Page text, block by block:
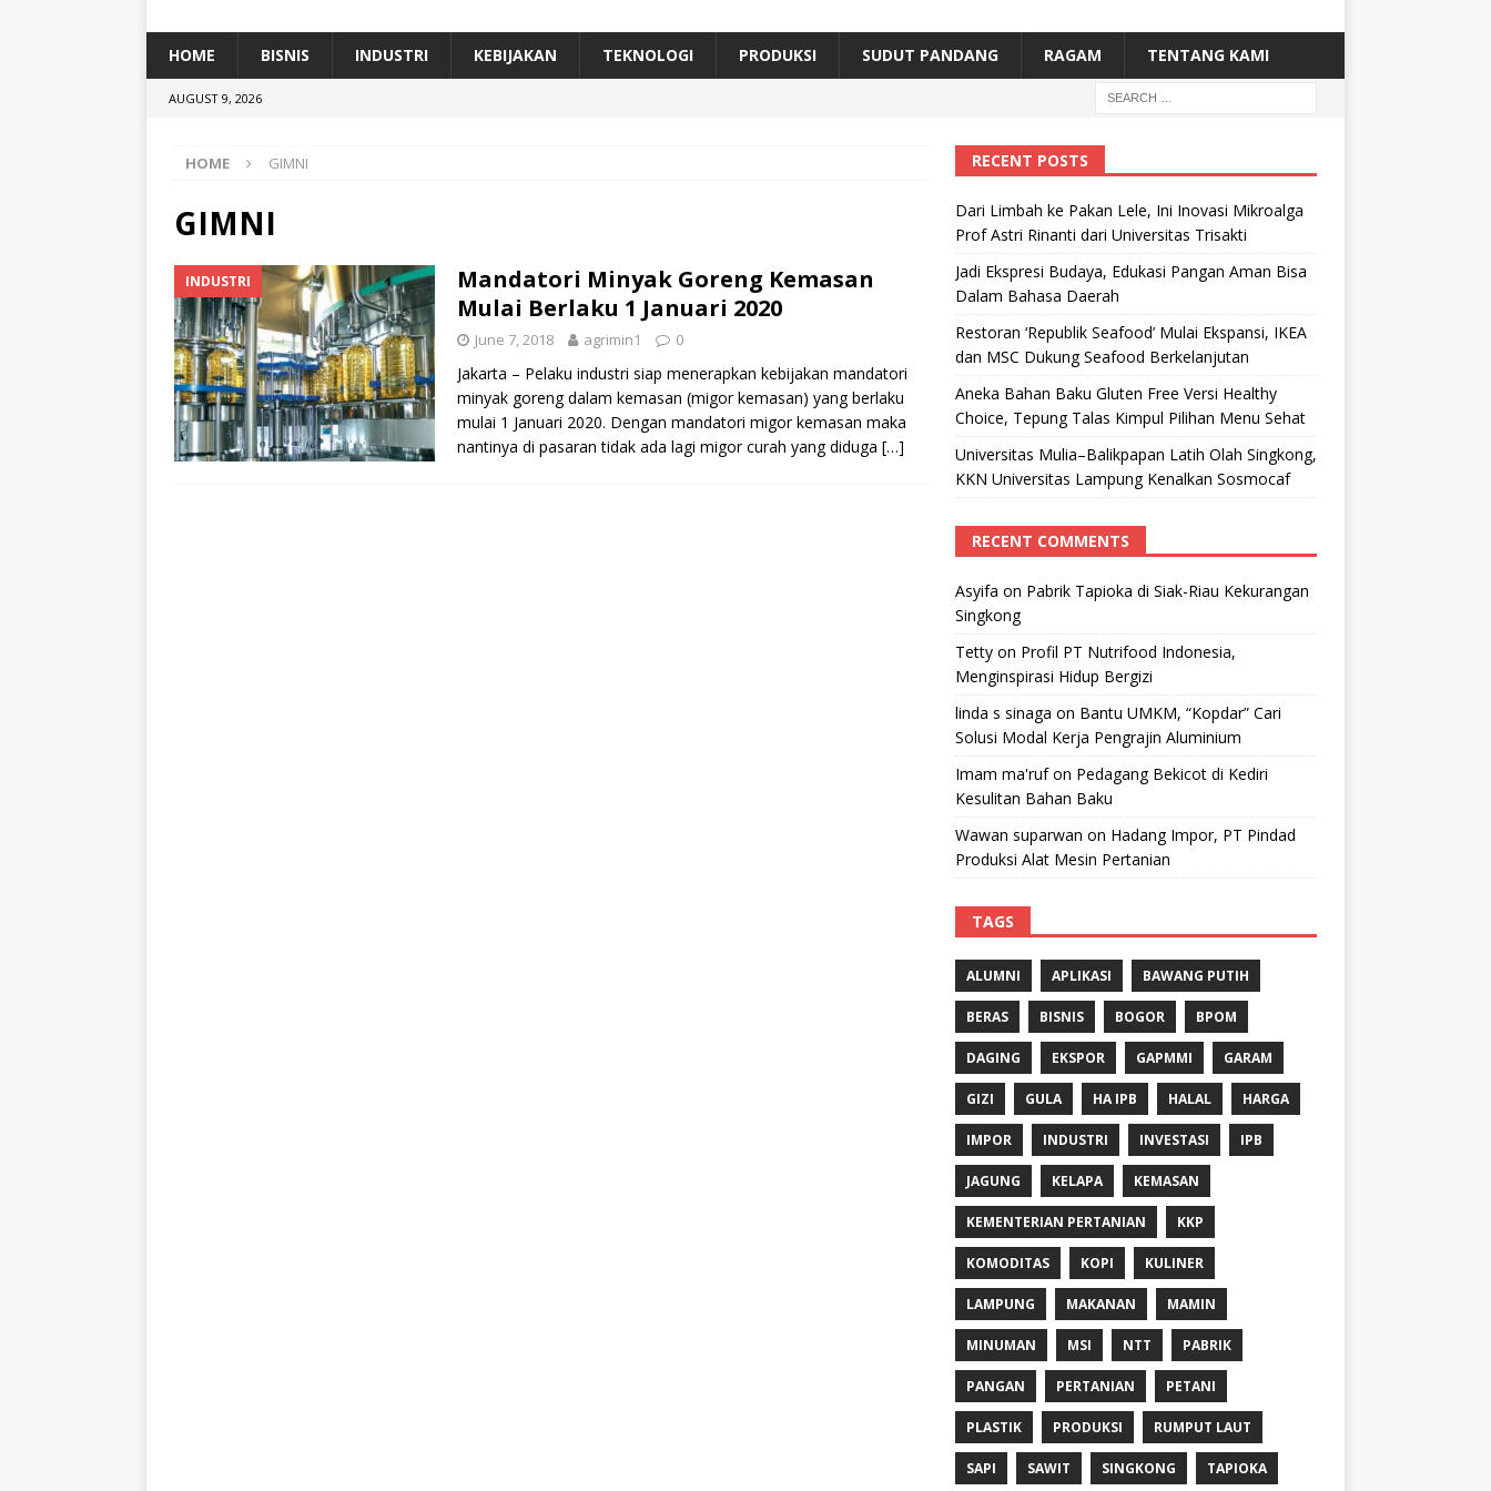
[ July 11, 2026 ] Dari Limbah ke Pakan Lele, Ini Inovasi Mikroalga Prof Astri Rinanti dari Universitas Trisakti
HOME BISNIS INDUSTRI KEBIJAKAN TEKNOLOGI PRODUKSI SUDUT PANDANG RAGAM TENTANG KAMI
AUGUST 9, 2026
HOME GIMNI
GIMNI
INDUSTRI
Mandatori Minyak Goreng Kemasan
Mulai Berlaku 1 Januari 2020
June 7, 2018 agrimin1 0
Jakarta – Pelaku industri siap menerapkan kebijakan mandatori
minyak goreng dalam kemasan (migor kemasan) yang berlaku
mulai 1 Januari 2020. Dengan mandatori migor kemasan maka
nantinya di pasaran tidak ada lagi migor curah yang diduga […]
RECENT POSTS
Dari Limbah ke Pakan Lele, Ini Inovasi Mikroalga
Prof Astri Rinanti dari Universitas Trisakti
Jadi Ekspresi Budaya, Edukasi Pangan Aman Bisa
Dalam Bahasa Daerah
Restoran ‘Republik Seafood’ Mulai Ekspansi, IKEA
dan MSC Dukung Seafood Berkelanjutan
Aneka Bahan Baku Gluten Free Versi Healthy
Choice, Tepung Talas Kimpul Pilihan Menu Sehat
Universitas Mulia–Balikpapan Latih Olah Singkong,
KKN Universitas Lampung Kenalkan Sosmocaf
RECENT COMMENTS
Asyifa on Pabrik Tapioka di Siak-Riau Kekurangan
Singkong
Tettyon Profil PT Nutrifood Indonesia,
Menginspirasi Hidup Bergizi
linda s sinaga on Bantu UMKM, “Kopdar” Cari
Solusi Modal Kerja Pengrajin Aluminium
Imam ma'rufon Pedagang Bekicot di Kediri
Kesulitan Bahan Baku
Wawan suparwan on Hadang Impor, PT Pindad
Produksi Alat Mesin Pertanian
TAGS
ALUMNI APLIKASI BAWANG PUTIH
BERAS BISNIS BOGOR BPOM
DAGING EKSPOR GAPMMI GARAM
GIZI GULA HA IPB HALAL HARGA
IMPOR INDUSTRI INVESTASI IPB
JAGUNG KELAPA KEMASAN
KEMENTERIAN PERTANIAN KKP
KOMODITAS KOPI KULINER
LAMPUNG MAKANAN MAMIN
MINUMAN MSI NTT PABRIK
PANGAN PERTANIAN PETANI
PLASTIK PRODUKSI RUMPUT LAUT
SAPI SAWIT SINGKONG TAPIOKA